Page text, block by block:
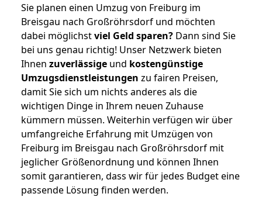
Sie planen einen Umzug von Freiburg im
Breisgau nach Großröhrsdorf und möchten
dabei möglichstviel Geld sparen? Dann sind Sie
bei uns genau richtig! Unser Netzwerk bieten
Ihnen zuverlässige und kostengünstige
Umzugsdienstleistungen zu fairen Preisen,
damit Sie sich um nichts anderes als die
wichtigen Dinge in Ihrem neuen Zuhause
kümmern müssen. Weiterhin verfügen wir über
umfangreiche Erfahrung mit Umzügen von
Freiburg im Breisgau nach Großröhrsdorf mit
jeglicher Größenordnung und können Ihnen
somit garantieren, dass wir für jedes Budget eine
passende Lösung finden werden.